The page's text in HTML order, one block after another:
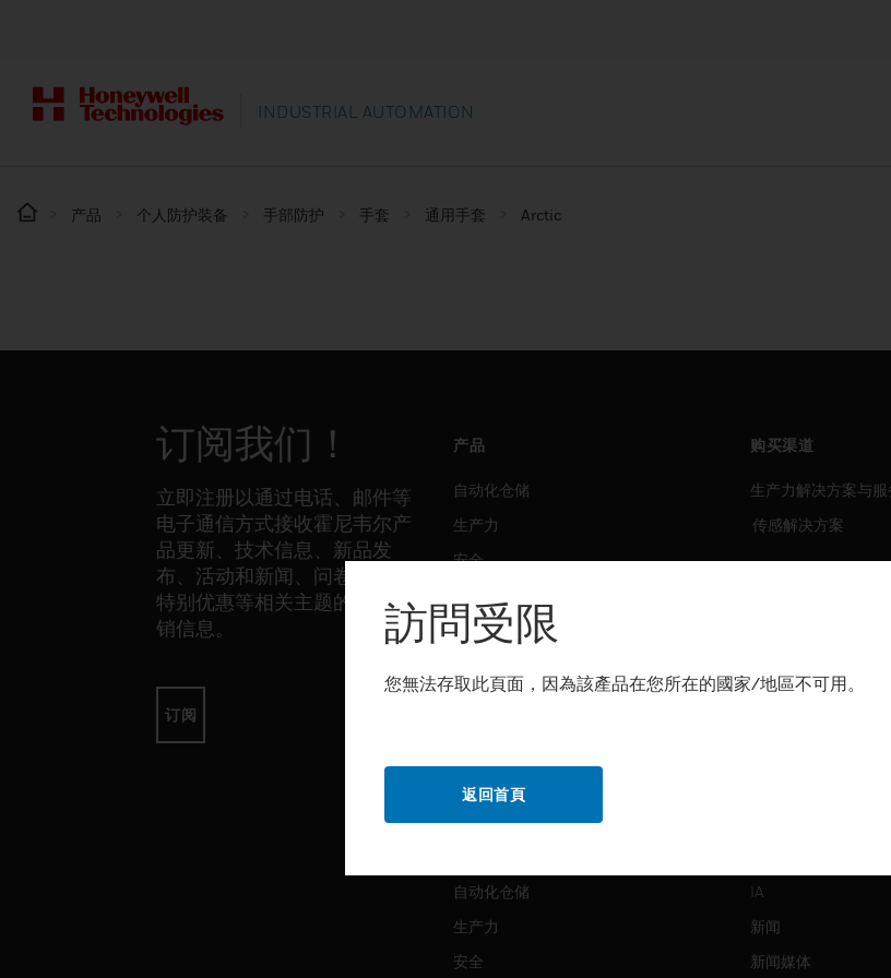
INDUSTRIAL AUTOMATION
产品 个人防护装备 手部防护 手套 通用手套 Arctic
订阅我们！
立即注册以通过电话、邮件等
电子通信方式接收霍尼韦尔产
品更新、技术信息、新品发
布、活动和新闻、问卷调查、
特别优惠等相关主题的独家营
销信息。
订阅
产品
自动化仓储
生产力
安全
自动化仓储
生产力
安全
购买渠道
生产力解决方案与
传感解决方案
生产力
IA
新闻
新闻媒体
訪問受限
您無法存取此頁面，因為該產品在您所在的國家/地區不可用。
返回首頁